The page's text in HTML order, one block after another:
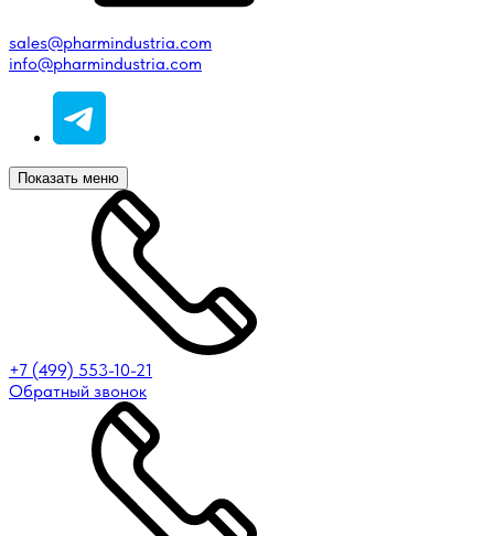
sales@pharmindustria.com
info@pharmindustria.com
Показать меню
+7 (499) 553-10-21
Обратный звонок